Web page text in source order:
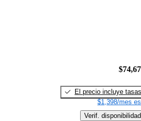
El precio incluye tasas
$1,398/mes
Verif. disponibilidad